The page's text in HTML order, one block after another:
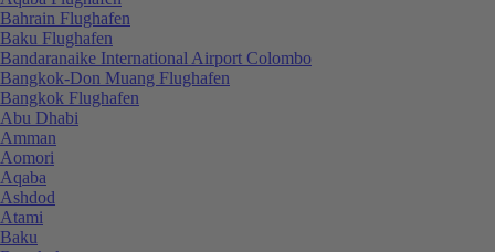
Bahrain Flughafen
Baku Flughafen
Bandaranaike International Airport Colombo
Bangkok-Don Muang Flughafen
Bangkok Flughafen
Abu Dhabi
Amman
Aomori
Aqaba
Ashdod
Atami
Baku